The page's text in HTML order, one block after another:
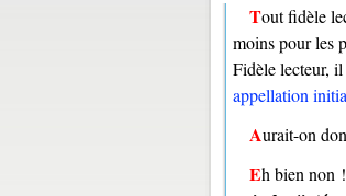
Tout fidèle lecteur omnilogiste est heureux de l'entendre résonner dans de belles occasions, un peu
moins pour les
Fidèle lecteur,
appellation
Aurait-on
Eh bien